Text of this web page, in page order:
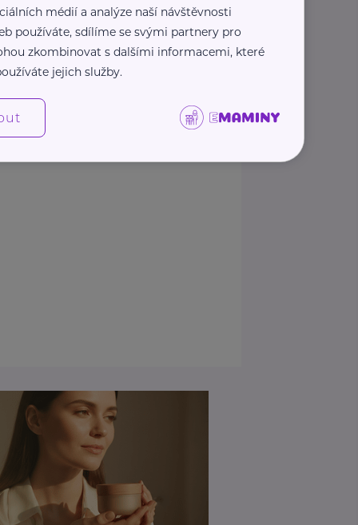
Zobrazit přehled společností
médií a analýze naší návštěvnosti
používáte, sdílíme se svými partnery pro
zkombinovat s dalšími informacemi, které
jejich služby.